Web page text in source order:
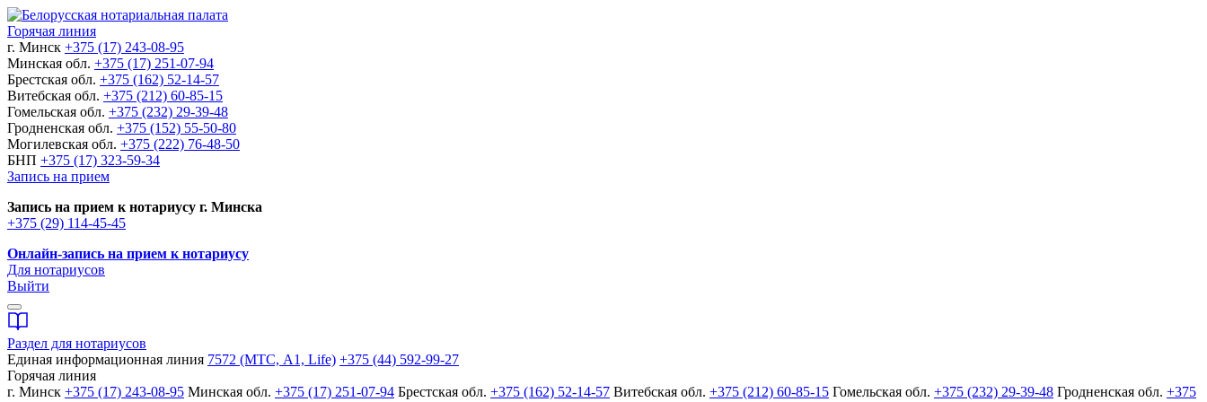
Горячая линия
г. Минск +375 (17) 243-08-95
Минская обл. +375 (17) 251-07-94
Брестская обл. +375 (162) 52-14-57
Витебская обл. +375 (212) 60-85-15
Гомельская обл. +375 (232) 29-39-48
Гродненская обл. +375 (152) 55-50-80
Могилевская обл. +375 (222) 76-48-50
БНП +375 (17) 323-59-34
Запись на прием
Запись на прием к нотариусу г. Минска
+375 (29) 114-45-45
Онлайн-запись на прием к нотариусу
Для нотариусов
Выйти
Раздел для нотариусов
Единая информационная линия 7572 (МТС, A1, Life) +375 (44) 592-99-27
Горячая линия
г. Минск +375 (17) 243-08-95 Минская обл. +375 (17) 251-07-94 Брестская обл. +375 (162) 52-14-57 Витебская обл. +375 (212) 60-85-15 Гомельская обл. +375 (232) 29-39-48 Гродненская обл. +375